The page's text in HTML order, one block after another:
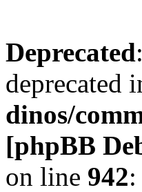
Deprecated
deprecated
dinos/
[phpBB
on line 942: